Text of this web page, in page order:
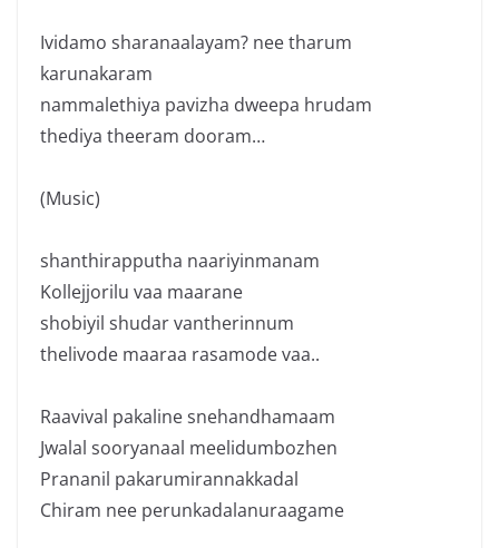
Ividamo sharanaalayam? nee tharum
karunakaram
nammalethiya pavizha dweepa hrudam
thediya theeram dooram…
(Music)
shanthirapputha naariyinmanam
Kollejjorilu vaa maarane
shobiyil shudar vantherinnum
thelivode maaraa rasamode vaa..
Raavival pakaline snehandhamaam
Jwalal sooryanaal meelidumbozhen
Prananil pakarumirannakkadal
Chiram nee perunkadalanuraagame